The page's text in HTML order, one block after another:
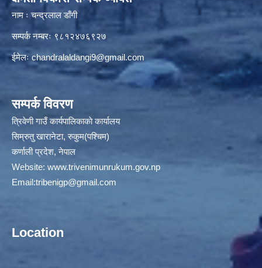
नाम ः चन्द्रलाल डाँगी
सम्पर्क नम्बरः ९८१२४७६९२७
ईमेलः chandralaldangi9@gmail.com
सम्पर्क विवरण
त्रिवेणी गाउँ कार्यपालिकाकाे कार्यालय
सिम्रुतु खारानेटा, रुकुम(पश्‍चिम)
कर्णाली प्रदेश, नेपाल
Website: www.trivenimunrukum.gov.np
Email:tribenigp@gmail.com
Location